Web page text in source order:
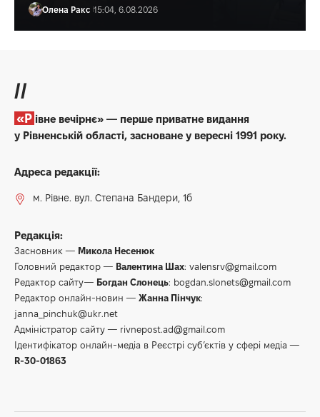
Олена Ракс 15:04, 6.08.2026
//
«Рівне вечірнє» — перше приватне видання
у Рівненській області, засноване у вересні 1991 року.
Адреса редакції:
м. Рівне. вул. Степана Бандери, 1б
Редакція:
Засновник — Микола Несенюк
Головний редактор — Валентина Шах: valensrv@gmail.com
Редактор сайту— Богдан Слонець: bogdan.slonets@gmail.com
Редактор онлайн-новин — Жанна Пінчук:
janna_pinchuk@ukr.net
Адміністратор сайту — rivnepost.ad@gmail.com
Ідентифікатор онлайн-медіа в Реєстрі суб’єктів у сфері медіа —
R-30-01863